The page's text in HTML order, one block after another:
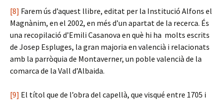
[8] Farem ús d’aquest llibre, editat per la Institució Alfons el
Magnànim, en el 2002, en més d’un apartat de la recerca. És
una recopilació d’Emili Casanova en què hi ha molts escrits
de Josep Espluges, la gran majoria en valencià i relacionats
amb la parròquia de Montaverner, un poble valencià de la
comarca de la Vall d’Albaida.
[9] El títol que de l’obra del capellà, que visqué entre 1705 i